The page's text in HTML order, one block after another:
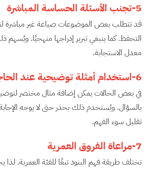
5-تجنب الأسئلة الحساسة المباشرة
قد تتطلب بعض الموضوعات صياغة غير مباشرة
التحفظ. كما ينبغي تبرير إدراجها منهجيًا.
معدل الاستجابة.
6-استخدام أمثلة توضيحية عند الحاجة
في بعض الحالات يمكن إضافة مثال مختصر
بالسؤال. ويُستخدم ذلك بحذر حتى لا يوجه
تقليل سوء الفهم.
7-مراعاة الفروق العمرية
تختلف طريقة فهم البنود تبعًا للفئة العمرية. لذا